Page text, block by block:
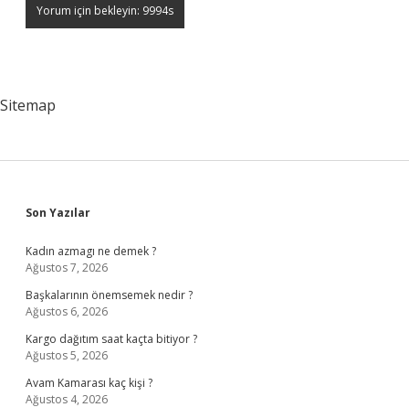
Sitemap
Sidebar
Son Yazılar
Kadın azmagı ne demek ?
Ağustos 7, 2026
Başkalarının önemsemek nedir ?
Ağustos 6, 2026
Kargo dağıtım saat kaçta bitiyor ?
Ağustos 5, 2026
Avam Kamarası kaç kişi ?
Ağustos 4, 2026